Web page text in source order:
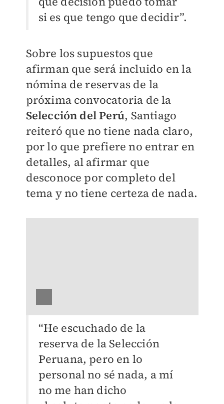
si es que tengo que decidir”.
Sobre los supuestos que
afirman que será incluido en la
nómina de reservas de la
próxima convocatoria de la
Selección del Perú, Santiago
reiteró que no tiene nada claro,
por lo que prefiere no entrar en
detalles, al afirmar que
desconoce por completo del
tema y no tiene certeza de nada.
“He escuchado de la
reserva de la Selección
Peruana, pero en lo
personal no sé nada, a mí
no me han dicho